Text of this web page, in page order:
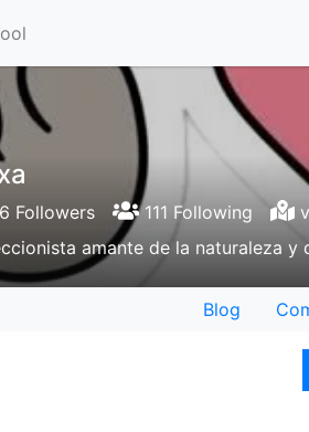
Followers 111 Following
amante de la naturaleza y
Blog